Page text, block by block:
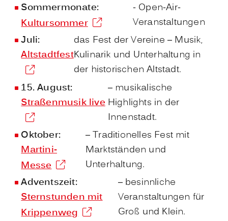
Sommermonate:
Kultursommer
- Open-Air-
Veranstaltungen
Juli:
Altstadtfest
das Fest der Vereine – Musik,
Kulinarik und Unterhaltung in
der historischen Altstadt.
15. August:
Straßenmusik live
– musikalische
Highlights in der
Innenstadt.
Oktober:
Martini-
Messe
– Traditionelles Fest mit
Marktständen und
Unterhaltung.
Adventszeit:
Sternstunden mit
Krippenweg
– besinnliche
Veranstaltungen für
Groß und Klein.